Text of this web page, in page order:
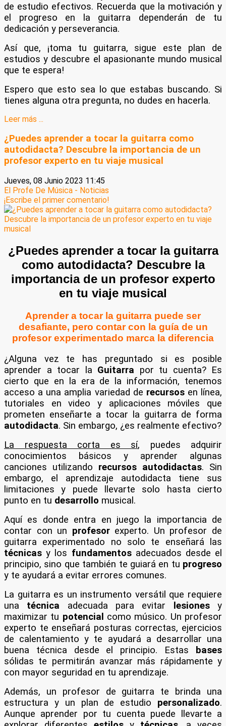
de estudio efectivos. Recuerda que la motivación y
el progreso en la guitarra dependerán de tu
dedicación y perseverancia.
Así que, ¡toma tu guitarra, sigue este plan de
estudios y descubre el apasionante mundo musical
que te espera!
Espero que esto sea lo que estabas buscando. Si
tienes alguna otra pregunta, no dudes en hacerla.
Leer más ...
¿Puedes aprender a tocar la guitarra como
autodidacta? Descubre la importancia de un
profesor experto en tu viaje musical
Jueves, 08 Junio 2023 11:45
El Profe De Música - Noticias
¡Escribe el primer comentario!
¿Puedes aprender a tocar la guitarra
como autodidacta? Descubre la
importancia de un profesor experto
en tu viaje musical
Aprender a tocar la guitarra puede ser
desafiante, pero contar con la guía de un
profesor experimentado marca la diferencia
¿Alguna vez te has preguntado si es posible
aprender a tocar la Guitarra por tu cuenta? Es
cierto que en la era de la información, tenemos
acceso a una amplia variedad de recursosen línea,
tutoriales en video y aplicaciones móviles que
prometen enseñarte a tocar la guitarra de forma
autodidacta. Sin embargo, ¿es realmente efectivo?
La respuesta corta es sí, puedes adquirir
conocimientos básicos y aprender algunas
canciones utilizando recursos autodidactas. Sin
embargo, el aprendizaje autodidacta tiene sus
limitaciones y puede llevarte solo hasta cierto
punto en tu desarrollo musical.
Aquí es donde entra en juego la importancia de
contar con un profesorexperto. Un profesor de
guitarra experimentado no solo te enseñará las
técnicas y los fundamentosadecuados desde el
principio, sino que también te guiará en tu progreso
y te ayudará a evitar errores comunes.
La guitarra es un instrumento versátil que requiere
una técnica adecuada para evitar lesionesy
maximizar tu potencial como músico. Un profesor
experto te enseñará posturas correctas, ejercicios
de calentamiento y te ayudará a desarrollar una
buena técnica desde el principio. Estas
bases
sólidas te permitirán avanzar más rápidamente y
con mayor seguridad en tu aprendizaje.
Además, un profesor de guitarra te brinda una
estructura y un plan de estudio personalizado.
Aunque aprender por tu cuenta puede llevarte a